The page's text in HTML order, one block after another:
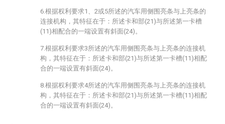
6.根据权利要求1、2或5所述的汽车用侧围亮条与上亮条的
连接机构，其特征在于：所述卡和部(21)与所述第一卡槽
(11)相配合的一端设置有斜面(24)。
7.根据权利要求3所述的汽车用侧围亮条与上亮条的连接机
构，其特征在于：所述卡和部(21)与所述第一卡槽(11)相配
合的一端设置有斜面(24)。
8.根据权利要求4所述的汽车用侧围亮条与上亮条的连接机
构，其特征在于：所述卡和部(21)与所述第一卡槽(11)相配
合的一端设置有斜面(24)。